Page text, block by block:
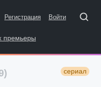
Регистрация Войти
премьеры
сериал